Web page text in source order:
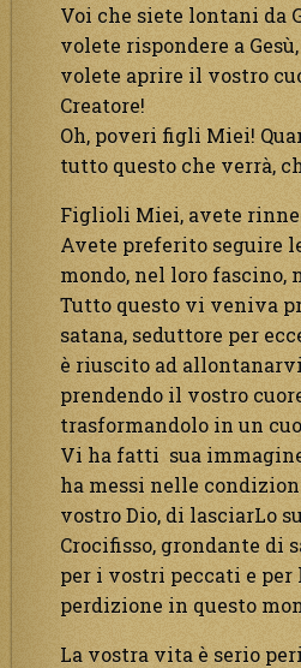
Voi che siete lontani da
volete rispondere a
volete aprire il vostro
Creatore!
Oh, poveri figli Miei!
tutto questo che verrà,
Figlioli Miei, avete
Avete preferito seguire
mondo, nel loro fascino,
Tutto questo vi veniva
satana, seduttore per
è riuscito ad allontanarvi
prendendo il vostro
trasformandolo in un
Vi ha fatti sua
ha messi nelle
vostro Dio, di lasciarLo
Crocifisso, grondante di
per i vostri peccati e per
perdizione in questo
La vostra vita è serio